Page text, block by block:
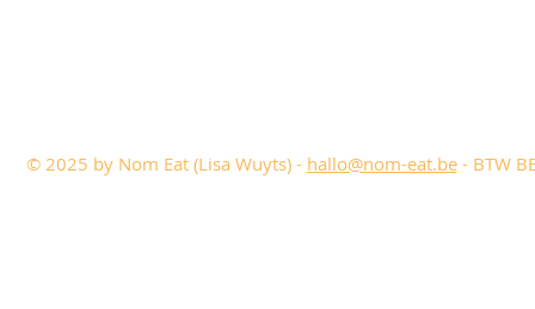
© 2025 by Nom Eat (Lisa Wuyts) - hallo@nom-eat.be- BTW